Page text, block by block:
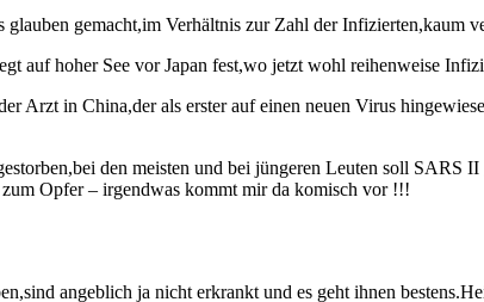
gemacht,im Verhältnis zur Zahl der Infizierten,kaum
auf hoher See vor Japan fest,wo jetzt wohl reihenweise
Arzt in China,der als erster auf einen neuen Virus
den meisten und bei jüngeren Leuten soll SARS
Opfer – irgendwas kommt mir da komisch vor !!!
angeblich ja nicht erkrankt und es geht ihnen